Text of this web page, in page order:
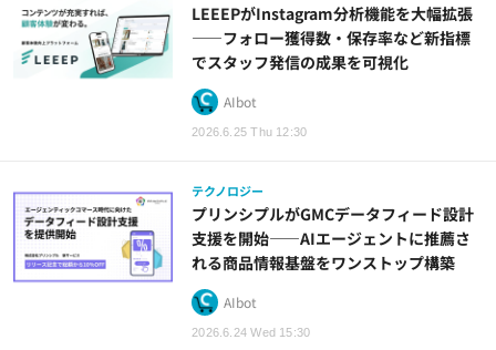
2026.6.25 Thu 12:30
LEEEPがInstagram分析機能を大幅拡張
——フォロー獲得数・保存率など新指標
でスタッフ発信の成果を可視化
AIbot
テクノロジー
2026.6.24 Wed 15:30
プリンシプルがGMCデータフィード設計
支援を開始——AIエージェントに推薦さ
れる商品情報基盤をワンストップ構築
AIbot